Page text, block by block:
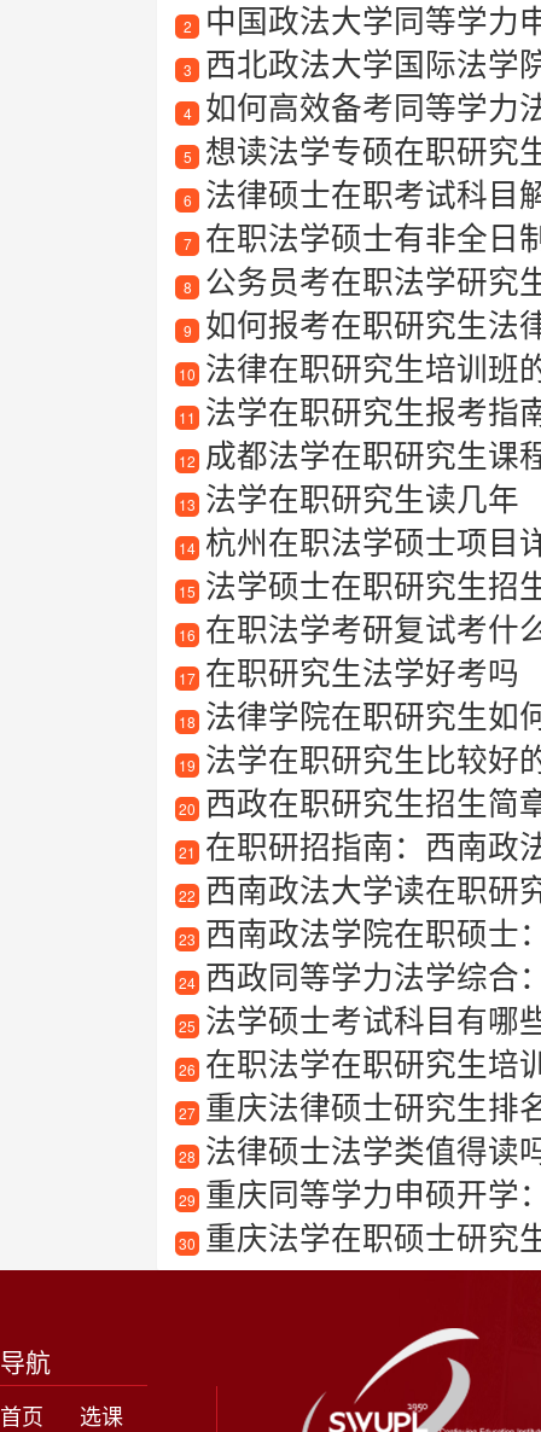
2 中国政法大学同等学力
3 西北政法大学国际法学
4 如何高效备考同等学力
5 想读法学专硕在职研究生
6 法律硕士在职考试科目
7 在职法学硕士有非全日
8 公务员考在职法学研究
9 如何报考在职研究生法
10 法律在职研究生培训班
11 法学在职研究生报考指
12 成都法学在职研究生课
13 法学在职研究生读几年
14 杭州在职法学硕士项目详
15 法学硕士在职研究生招
16 在职法学考研复试考什
17 在职研究生法学好考吗
18 法律学院在职研究生如
19 法学在职研究生比较好
20 西政在职研究生招生简
21 在职研招指南：西南政
22 西南政法大学读在职研
23 西南政法学院在职硕士
24 西政同等学力法学综合
25 法学硕士考试科目有哪
26 在职法学在职研究生培
27 重庆法律硕士研究生排
28 法律硕士法学类值得读
29 重庆同等学力申硕开学
30 重庆法学在职硕士研究
导航
首页
选课